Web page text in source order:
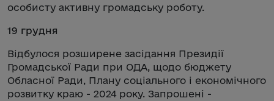
особисту активну громадську роботу.
19 грудня
Відбулося розширене засідання Президії
Громадської Ради при ОДА, щодо бюджету
Обласної Ради, Плану соціального і економічного
розвитку краю - 2024 року. Запрошені -